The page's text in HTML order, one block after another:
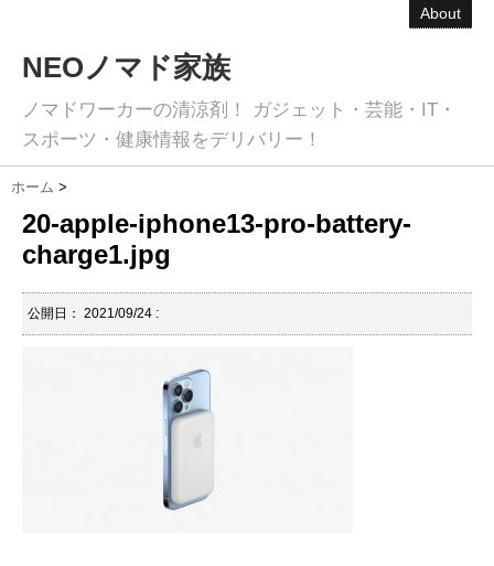
About
NEOノマド家族
ノマドワーカーの清涼剤！ ガジェット・芸能・IT・
スポーツ・健康情報をデリバリー！
ホーム >
20-apple-iphone13-pro-battery-
charge1.jpg
公開日： 2021/09/24 :